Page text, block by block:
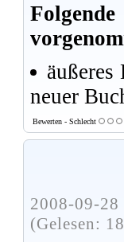
neuer
Bewerten - Schlecht
2008-09-
(Gelesen: